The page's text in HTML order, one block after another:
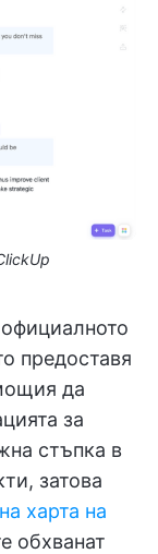
предоставя
да
за
стъпка в
затова
харта на
обхванат